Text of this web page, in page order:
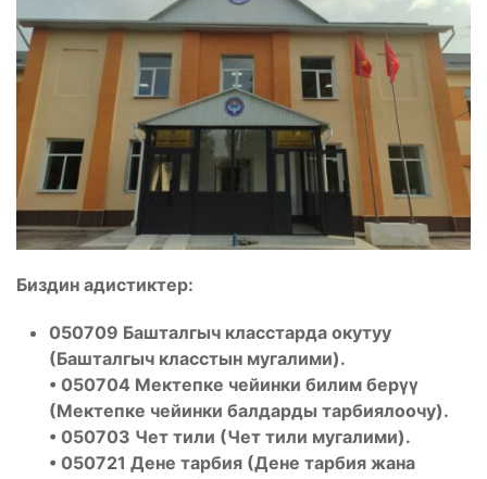
Биздин адистиктер:
050709 Башталгыч класстарда окутуу
(Башталгыч класстын мугалими).
• 050704 Мектепке чейинки билим берүү
(Мектепке чейинки балдарды тарбиялоочу).
• 050703 Чет тили (Чет тили мугалими).
• 050721 Дене тарбия (Дене тарбия жана